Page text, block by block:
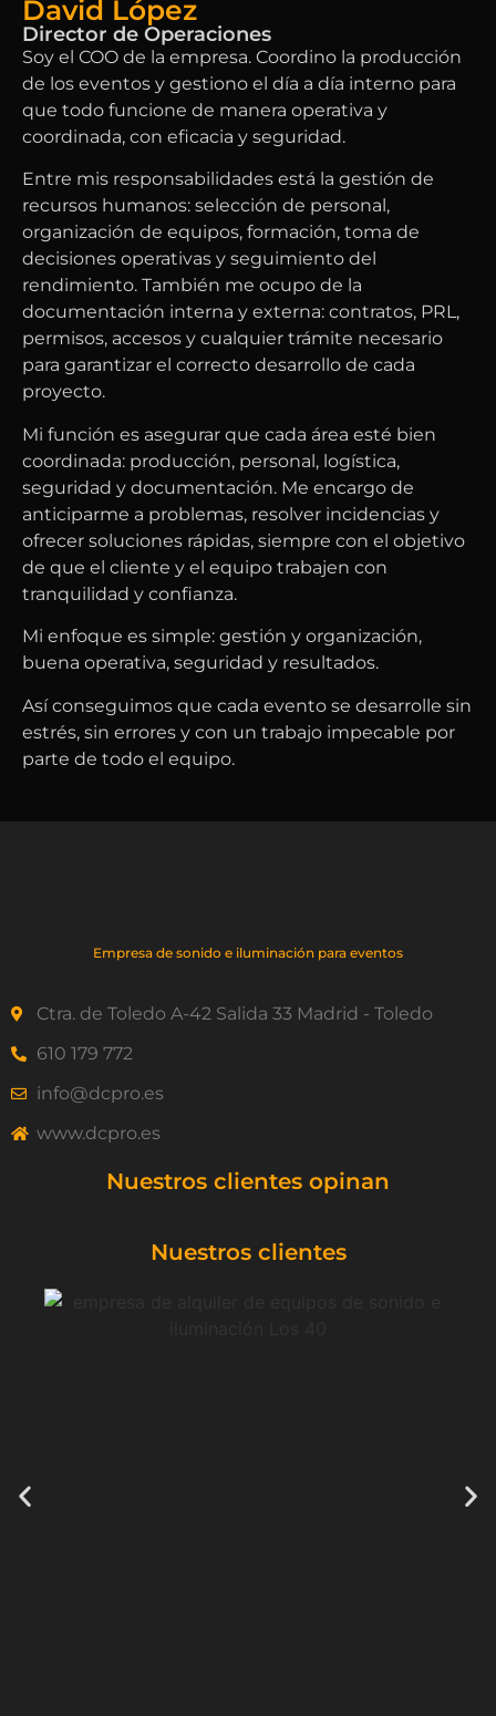
David López
Director de Operaciones
Soy el COO de la empresa. Coordino la producción
de los eventos y gestiono el día a día interno para
que todo funcione de manera operativa y
coordinada, con eficacia y seguridad.
Entre mis responsabilidades está la gestión de
recursos humanos: selección de personal,
organización de equipos, formación, toma de
decisiones operativas y seguimiento del
rendimiento. También me ocupo de la
documentación interna y externa: contratos, PRL,
permisos, accesos y cualquier trámite necesario
para garantizar el correcto desarrollo de cada
proyecto.
Mi función es asegurar que cada área esté bien
coordinada: producción, personal, logística,
seguridad y documentación. Me encargo de
anticiparme a problemas, resolver incidencias y
ofrecer soluciones rápidas, siempre con el objetivo
de que el cliente y el equipo trabajen con
tranquilidad y confianza.
Mi enfoque es simple: gestión y organización,
buena operativa, seguridad y resultados.
Así conseguimos que cada evento se desarrolle sin
estrés, sin errores y con un trabajo impecable por
parte de todo el equipo.
Empresa de sonido e iluminación para eventos
Ctra. de Toledo A-42 Salida 33 Madrid - Toledo
610 179 772
info@dcpro.es
www.dcpro.es
Nuestros clientes opinan
Nuestros clientes